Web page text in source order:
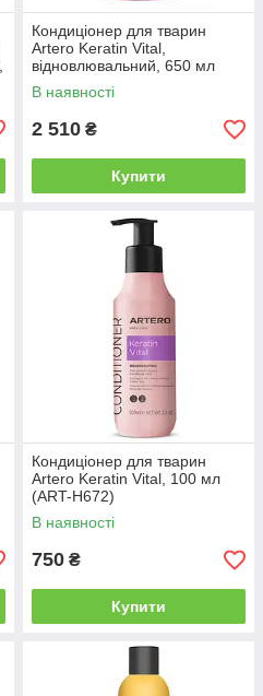
Кондиціонер для тварин
Artero Keratin Vital,
відновлювальний, 650 мл
(ART-H659)
В наявності
2 510 ₴
Купити
Кондиціонер для тварин
Artero Keratin Vital, 100 мл
(ART-H672)
В наявності
750 ₴
Купити